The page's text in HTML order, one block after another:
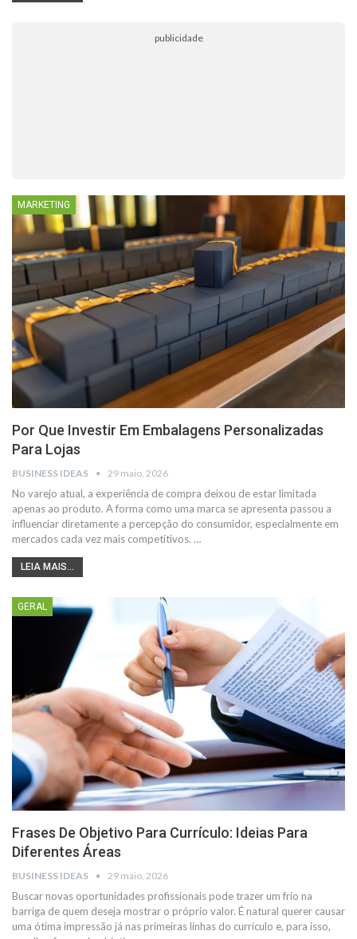
publicidade
MARKETING
Por Que Investir Em Embalagens Personalizadas
Para Lojas
BUSINESS IDEAS 29 maio, 2026
No varejo atual, a experiência de compra deixou de estar limitada
apenas ao produto. A forma como uma marca se apresenta passou a
influenciar diretamente a percepção do consumidor, especialmente em
mercados cada vez mais competitivos. …
LEIA MAIS...
GERAL
Frases De Objetivo Para Currículo: Ideias Para
Diferentes Áreas
BUSINESS IDEAS 29 maio, 2026
Buscar novas oportunidades profissionais pode trazer um frio na
barriga de quem deseja mostrar o próprio valor. É natural querer causar
uma ótima impressão já nas primeiras linhas do currículo e, para isso,